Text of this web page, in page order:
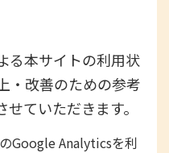
る本サイトの利用状
・改善のための参考
ていただきます。
Google Analyticsを利